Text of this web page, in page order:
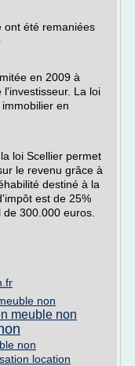
ont été remaniées
en 2009 à
La loi
en
loi Scellier permet
le revenu grâce à
destiné à la
est de 25%
300.000 euros.
non
meuble non
non
location